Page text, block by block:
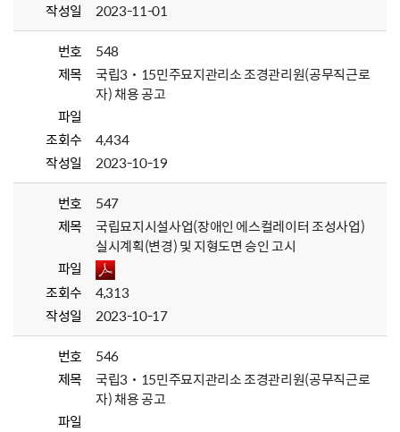
작성일
2023-11-01
번호
548
제목
국립3˙15민주묘지관리소 조경관리원(공무직근로
자) 채용 공고
파일
조회수
4,434
작성일
2023-10-19
번호
547
제목
국립묘지시설사업(장애인 에스컬레이터 조성사업)
실시계획(변경) 및 지형도면 승인 고시
파일
조회수
4,313
작성일
2023-10-17
번호
546
제목
국립3˙15민주묘지관리소 조경관리원(공무직근로
자) 채용 공고
파일